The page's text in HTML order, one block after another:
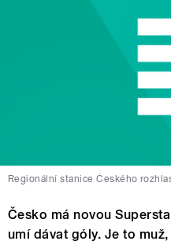
Regionální stanice Českého
Česko má novou
umí dávat góly. Je to